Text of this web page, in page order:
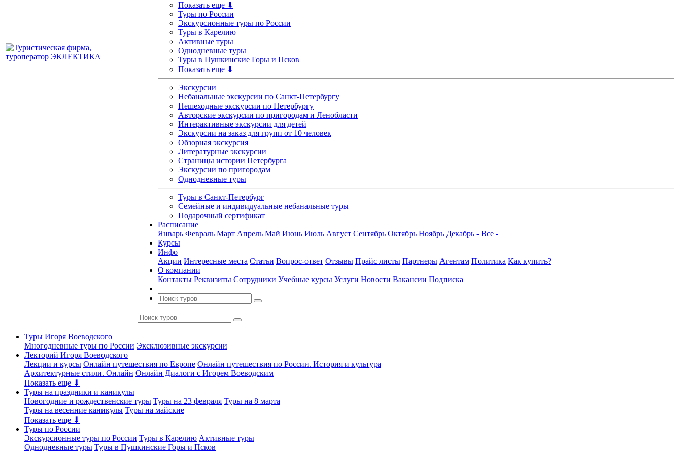
Показать еще ⬇
Туры по России
Экскурсионные туры по России
Туры в Карелию
Активные туры
Однодневные туры
Туры в Пушкинские Горы и Псков
Показать еще ⬇
Экскурсии
Небанальные экскурсии по Санкт-Петербургу
Пешеходные экскурсии по Петербургу
Авторские экскурсии по пригородам и Ленобласти
Интерактивные экскурсии для детей
Экскурсии на заказ для групп от 10 человек
Обзорная экскурсия
Литературные экскурсии
Страницы истории Петербурга
Экскурсии по пригородам
Однодневные туры
Туры в Санкт-Петербург
Семейные и индивидуальные небанальные туры
Подарочный сертификат
Расписание
Январь Февраль Март Апрель Май Июнь Июль Август Сентябрь Октябрь Ноябрь Декабрь - Все -
Курсы
Инфо
Акции Интересные места Статьи Вопрос-ответ Отзывы Прайс листы Партнеры Агентам Политика Как купить?
О компании
Контакты Реквизиты Сотрудники Учебные курсы Услуги Новости Вакансии Подписка
Туры Игоря Воеводского
Многодневные туры по России Эксклюзивные экскурсии
Лекторий Игоря Воеводского
Лекции и курсы Онлайн путешествия по Европе Онлайн путешествия по России. История и культура
Архитектурные стили. Онлайн Онлайн Диалоги с Игорем Воеводским
Показать еще ⬇
Туры на праздники и каникулы
Новогодние и рождественские туры Туры на 23 февраля Туры на 8 марта
Туры на весенние каникулы Туры на майские
Показать еще ⬇
Туры по России
Экскурсионные туры по России Туры в Карелию Активные туры
Однодневные туры Туры в Пушкинские Горы и Псков